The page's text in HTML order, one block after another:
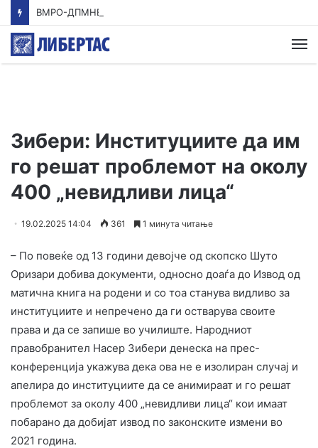
Зибери: Институциите да им
го решат проблемот на околу
400 „невидливи лица“
19.02.2025 14:04 361 1 минута читање
– По повеќе од 13 години девојче од скопско Шуто
Оризари добива документи, односно доаѓа до Извод од
матична книга на родени и со тоа станува видливо за
институциите и непречено да ги остварува своите
права и да се запише во училиште. Народниот
правобранител Насер Зибери денеска на прес-
конференција укажува дека ова не е изолиран случај и
апелира до институциите да се анимираат и го решат
проблемот за околу 400 „невидливи лица“ кои имаат
побарано да добијат извод по законските измени во
2021 година.